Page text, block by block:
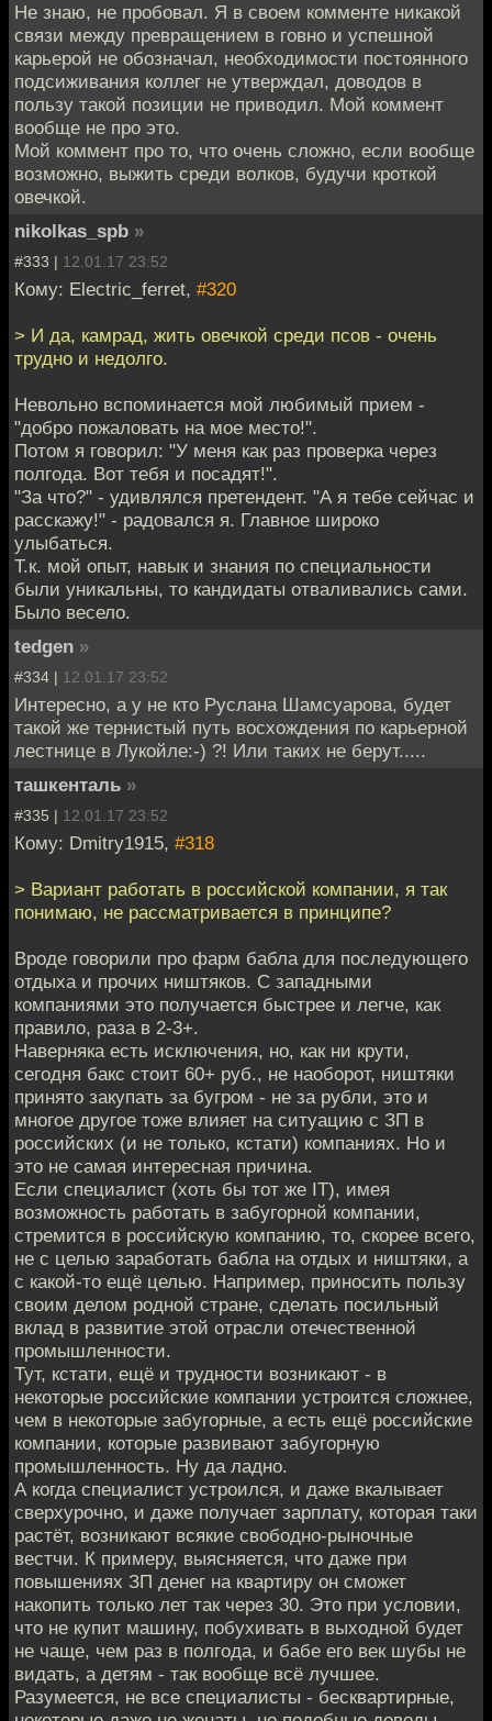
Не знаю, не пробовал. Я в своем комменте никакой
связи между превращением в говно и успешной
карьерой не обозначал, необходимости постоянного
подсиживания коллег не утверждал, доводов в
пользу такой позиции не приводил. Мой коммент
вообще не про это.
Мой коммент про то, что очень сложно, если вообще
возможно, выжить среди волков, будучи кроткой
овечкой.
nikolkas_spb »
#333 | 12.01.17 23:52
Кому: Electric_ferret, #320
> И да, камрад, жить овечкой среди псов - очень
трудно и недолго.
Невольно вспоминается мой любимый прием -
"добро пожаловать на мое место!".
Потом я говорил: "У меня как раз проверка через
полгода. Вот тебя и посадят!".
"За что?" - удивлялся претендент. "А я тебе сейчас и
расскажу!" - радовался я. Главное широко
улыбаться.
Т.к. мой опыт, навык и знания по специальности
были уникальны, то кандидаты отваливались сами.
Было весело.
tedgen »
#334 | 12.01.17 23:52
Интересно, а у не кто Руслана Шамсуарова, будет
такой же тернистый путь восхождения по карьерной
лестнице в Лукойле:-) ?! Или таких не берут.....
ташкенталь »
#335 | 12.01.17 23:52
Кому: Dmitry1915, #318
> Вариант работать в российской компании, я так
понимаю, не рассматривается в принципе?
Вроде говорили про фарм бабла для последующего
отдыха и прочих ништяков. С западными
компаниями это получается быстрее и легче, как
правило, раза в 2-3+.
Наверняка есть исключения, но, как ни крути,
сегодня бакс стоит 60+ руб., не наоборот, ништяки
принято закупать за бугром - не за рубли, это и
многое другое тоже влияет на ситуацию с ЗП в
российских (и не только, кстати) компаниях. Но и
это не самая интересная причина.
Если специалист (хоть бы тот же IT), имея
возможность работать в забугорной компании,
стремится в российскую компанию, то, скорее всего,
не с целью заработать бабла на отдых и ништяки, а
с какой-то ещё целью. Например, приносить пользу
своим делом родной стране, сделать посильный
вклад в развитие этой отрасли отечественной
промышленности.
Тут, кстати, ещё и трудности возникают - в
некоторые российские компании устроится сложнее,
чем в некоторые забугорные, а есть ещё российские
компании, которые развивают забугорную
промышленность. Ну да ладно.
А когда специалист устроился, и даже вкалывает
сверхурочно, и даже получает зарплату, которая таки
растёт, возникают всякие свободно-рыночные
вестчи. К примеру, выясняется, что даже при
повышениях ЗП денег на квартиру он сможет
накопить только лет так через 30. Это при условии,
что не купит машину, побухивать в выходной будет
не чаще, чем раз в полгода, и бабе его век шубы не
видать, а детям - так вообще всё лучшее.
Разумеется, не все специалисты - бесквартирные,